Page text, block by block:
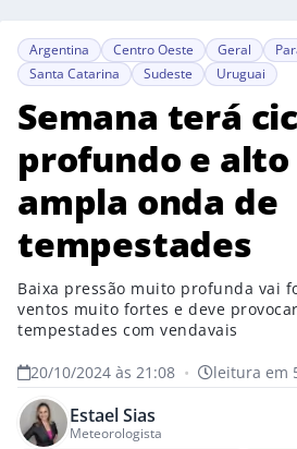
Argentina Centro Oeste Geral
Santa Catarina
Sudeste Uruguai
Semana terá
profundo e alto
ampla onda de
tempestades
Baixa pressão muito profunda vai
ventos muito fortes e deve
tempestades com vendavais
20/10/2024 às 21:08 • leitura em
Estael Sias
Meteorologista